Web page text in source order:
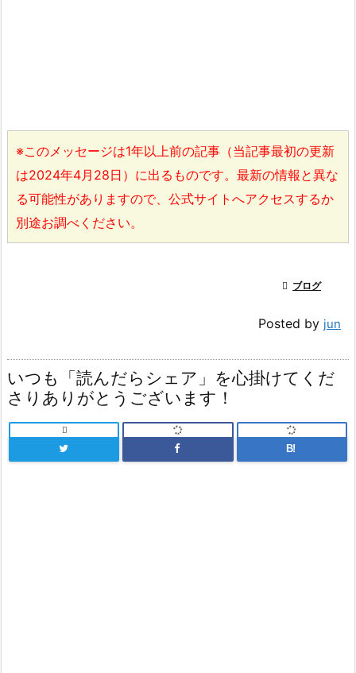
※このメッセージは1年以上前の記事（当記事最初の更新
は2024年4月28日）に出るものです。最新の情報と異な
る可能性がありますので、公式サイトへアクセスするか
別途お調べください。
 ブログ
Posted by jun
いつも「読んだらシェア」を心掛けてくだ
さりありがとうございます！

B!